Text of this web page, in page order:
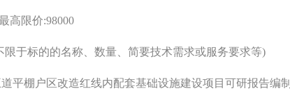
高限价:98000
限于标的的名称、数量、简要技术需求或服务要求等)
平棚户区改造红线内配套基础设施建设项目 可研报告编制